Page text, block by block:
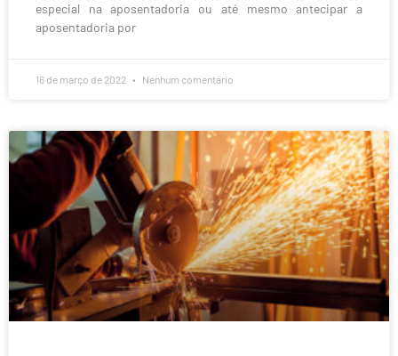
especial na aposentadoria ou até mesmo antecipar a
aposentadoria por
16 de março de 2022 Nenhum comentário